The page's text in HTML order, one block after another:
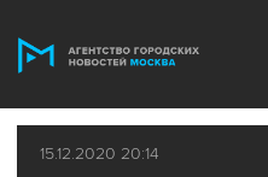
15.12.2020 20:14